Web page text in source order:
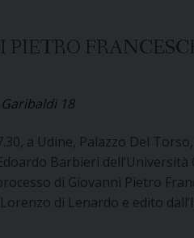
PIETRO
18
a Udine, Palazzo Del
Barbieri dell’Università
di Giovanni Pietro
di Lenardo e edito